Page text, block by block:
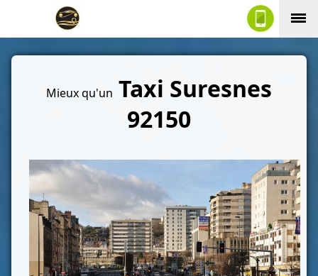
Mieux qu'un Taxi Suresnes
92150